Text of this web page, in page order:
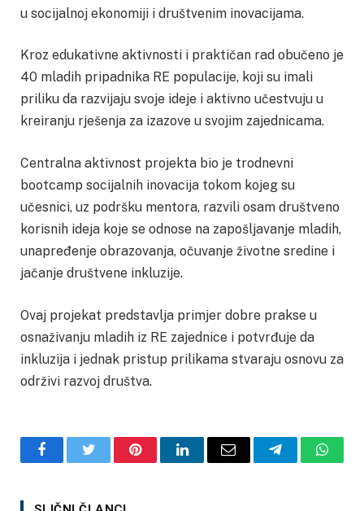
u socijalnoj ekonomiji i društvenim inovacijama.
Kroz edukativne aktivnosti i praktičan rad obučeno je
40 mladih pripadnika RE populacije, koji su imali
priliku da razvijaju svoje ideje i aktivno učestvuju u
kreiranju rješenja za izazove u svojim zajednicama.
Centralna aktivnost projekta bio je trodnevni
bootcamp socijalnih inovacija tokom kojeg su
učesnici, uz podršku mentora, razvili osam društveno
korisnih ideja koje se odnose na zapošljavanje mladih,
unapređenje obrazovanja, očuvanje životne sredine i
jačanje društvene inkluzije.
Ovaj projekat predstavlja primjer dobre prakse u
osnaživanju mladih iz RE zajednice i potvrđuje da
inkluzija i jednak pristup prilikama stvaraju osnovu za
održivi razvoj društva.
FacebookTwitter PinterestLinkedInEmail Telegram